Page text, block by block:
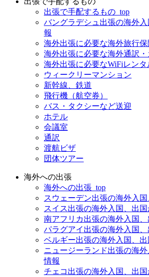
出張で手配するもの_top
バングラデシュ出張の海外
報
海外出張に必要な海外旅行保
海外出張に必要な海外通訳・
海外出張に必要なWiFiレンタ
ウィークリーマンション
新幹線、鉄道
飛行機（航空券）
バス・タクシーなど送迎
ホテル
会議室
通訳
渡航ビザ
団体ツアー
海外への出張
海外への出張_top
スウェーデン出張の海外入
スイス出張の海外入国、出
南アフリカ出張の海外入国
パラグアイ出張の海外入国
ベルギー出張の海外入国、
ニュージーランド出張の海
情報
チェコ出張の海外入国、出